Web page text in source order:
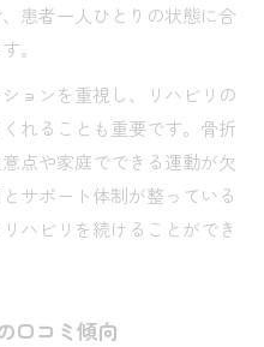
患者一人ひとりの状態に合
。
ョンを重視し、リハビリの
れることも重要です。骨折
点や家庭でできる運動が欠
サポート体制が整っている
ハビリを続けることができ
口コミ傾向